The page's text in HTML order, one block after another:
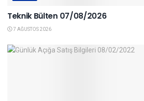
Teknik Bülten 07/08/2026
7 AĞUSTOS 2026